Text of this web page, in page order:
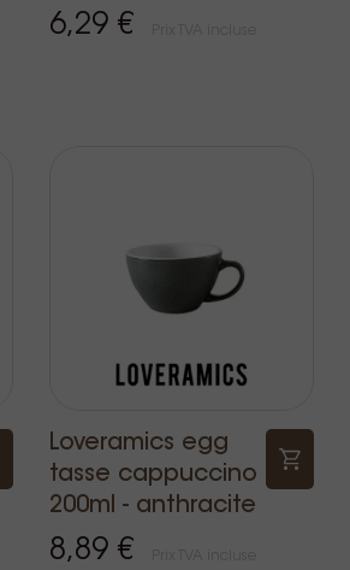
6,29 €
Loveramics egg
tasse cappuccino
200ml - anthracite
8,89 €